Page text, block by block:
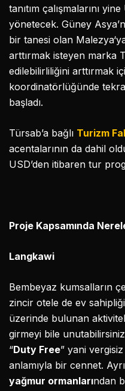
tanıtım çalışmalarını
yönetecek. Güney
bir tanesi olan
arttırmak isteyen marka
edilebilirliliğini arttırmak
koordinatörlüğünde
başladı.
Türsab’a bağlı Turizm
acentalarının da dahil
USD’den itibaren tur
Proje Kapsamında
Langkawi
Bembeyaz kumsalların
zincir otele de ev
üzerinde bulunan
girmeyi bile
“Duty Free” yani
anlamıyla bir cennet.
yağmur ormanlarından